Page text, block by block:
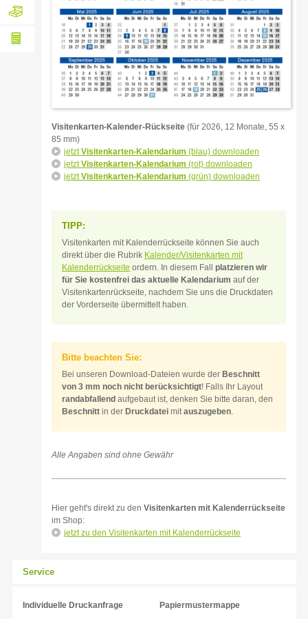
Druckanfrage
Gestaltungsanfrage
Verpackung
Visitenkarten-Kalender-Rückseite (für 2026, 12 Monate, 55 x
85 mm)
jetztVisitenkarten-Kalendarium (blau) downloaden
jetztVisitenkarten-Kalendarium (rot) downloaden
jetztVisitenkarten-Kalendarium (grün) downloaden
TIPP:
Visitenkarten mit Kalenderrückseite können Sie auch
direkt über die Rubrik Kalender/Visitenkarten mit
Kalenderrückseite ordern. In diesem Fall platzieren wir
für Sie kostenfrei das aktuelle Kalendarium auf der
Visitenkartenrückseite, nachdem Sie uns die Druckdaten
der Vorderseite übermittelt haben.
Bitte beachten Sie:
Bei unseren Download-Dateien wurde der Beschnitt
von 3 mm noch nicht berücksichtigt! Falls Ihr Layout
randabfallend aufgebaut ist, denken Sie bitte daran, den
Beschnitt in der Druckdatei mitauszugeben.
Alle Angaben sind ohne Gewähr
Hier geht's direkt zu den Visitenkarten mit Kalenderrückseite
im Shop:
jetzt zu den Visitenkarten mit Kalenderrückseite
Service
Individuelle Druckanfrage Papiermustermappe